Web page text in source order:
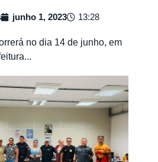
junho 1, 2023 13:28
no dia 14 de junho, em